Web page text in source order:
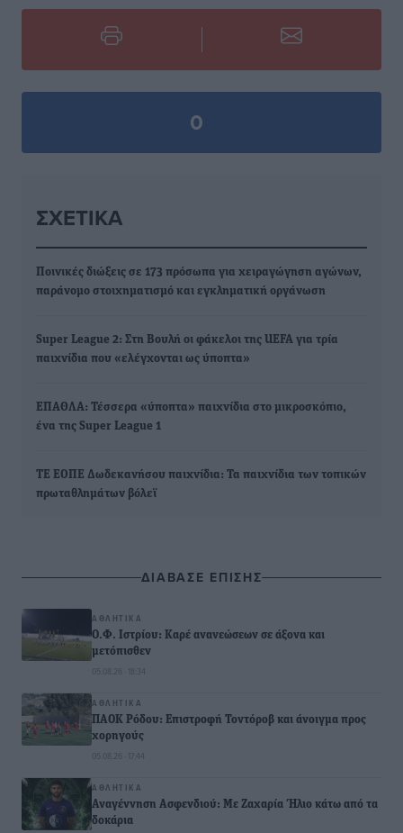
0
ΣΧΕΤΙΚΆ
Ποινικές διώξεις σε 173 πρόσωπα για χειραγώγηση αγώνων,
παράνομο στοιχηματισμό και εγκληματική οργάνωση
Super League 2: Στη Βουλή οι φάκελοι της UEFA για τρία
παιχνίδια που «ελέγχονται ως ύποπτα»
ΕΠΑΘΛΑ: Τέσσερα «ύποπτα» παιχνίδια στο μικροσκόπιο,
ένα της Super League 1
ΤΕ ΕΟΠΕ Δωδεκανήσου παιχνίδια: Τα παιχνίδια των τοπικών
πρωταθλημάτων βόλεϊ
ΔΙΑΒΑΣΕ ΕΠΙΣΗΣ
ΑΘΛΗΤΙΚΆ
Ο.Φ. Ιστρίου: Καρέ ανανεώσεων σε άξονα και
μετόπισθεν
05.08.26 · 18:34
ΑΘΛΗΤΙΚΆ
ΠΑΟΚ Ρόδου: Επιστροφή Τοντόροβ και άνοιγμα προς
χορηγούς
05.08.26 · 17:44
ΑΘΛΗΤΙΚΆ
Αναγέννηση Ασφενδιού: Με Ζαχαρία Ήλιο κάτω από τα
δοκάρια